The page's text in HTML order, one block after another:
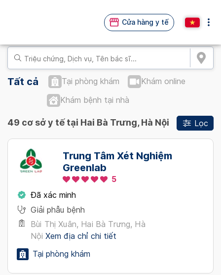
Cửa hàng y tế
Tất cả Tại phòng khám
Khám online
Khám bệnh tại nhà
Lọc
49 cơ sở y tế tại Hai Bà Trưng, Hà Nội
Trung Tâm Xét Nghiệm
Greenlab
5
Đã xác minh
Giải phẫu bệnh
Bùi Thị Xuân, Hai Bà Trưng, Hà
Nội Xem địa chỉ chi tiết
Tại phòng khám